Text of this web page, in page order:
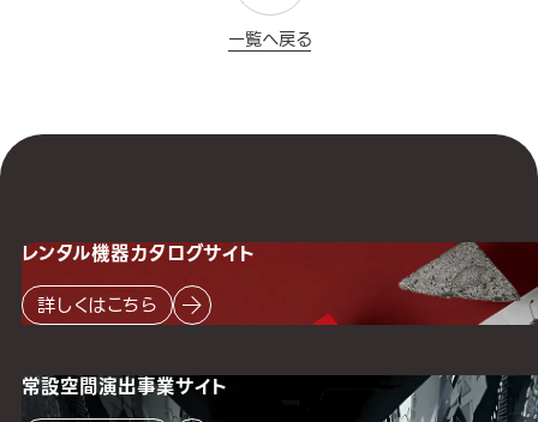
一覧へ戻る
レンタル機器カタログサイト
詳しくはこちら
常設空間演出事業サイト